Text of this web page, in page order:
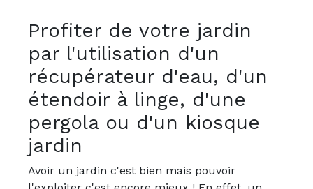
Profiter de votre jardin
par l'utilisation d'un
récupérateur d'eau, d'un
étendoir à linge, d'une
pergola ou d'un kiosque
jardin
Avoir un jardin c'est bien mais pouvoir